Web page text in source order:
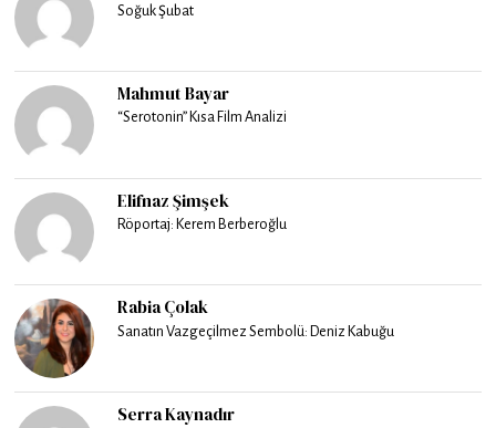
Soğuk Şubat
Mahmut Bayar
“Serotonin” Kısa Film Analizi
Elifnaz Şimşek
Röportaj: Kerem Berberoğlu
Rabia Çolak
Sanatın Vazgeçilmez Sembolü: Deniz Kabuğu
Serra Kaynadır